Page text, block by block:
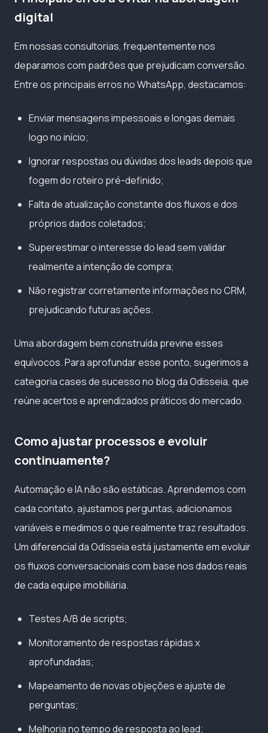
digital
Em nossas consultorias, frequentemente nos
deparamos com padrões que prejudicam conversão.
Entre os principais erros no WhatsApp, destacamos:
Enviar mensagens impessoais e longas demais
logo no início;
Ignorar respostas ou dúvidas dos leads depois que
fogem do roteiro pré-definido;
Falta de atualização constante dos fluxos e dos
próprios dados coletados;
Superestimar o interesse do lead sem validar
realmente a intenção de compra;
Não registrar corretamente informações no CRM,
prejudicando futuras ações.
Uma abordagem bem construída previne esses
equívocos. Para aprofundar esse ponto, sugerimos a
categoria cases de sucesso no blog da Odisseia, que
reúne acertos e aprendizados práticos do mercado.
Como ajustar processos e evoluir
continuamente?
Automação e IA não são estáticas. Aprendemos com
cada contato, ajustamos perguntas, adicionamos
variáveis e medimos o que realmente traz resultados.
Um diferencial da Odisseia está justamente em evoluir
os fluxos conversacionais com base nos dados reais
de cada equipe imobiliária.
Testes A/B de scripts;
Monitoramento de respostas rápidas x
aprofundadas;
Mapeamento de novas objeções e ajuste de
perguntas;
Melhoria no tempo de resposta ao lead;